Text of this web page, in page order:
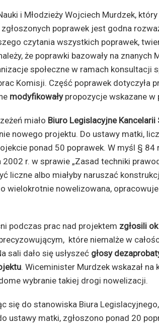
i Młodzieży Wojciech Murdzek,
zgłoszonych poprawek jest godna
czytania wszystkich poprawek,
że poprawki bazowały na znanych
społeczne w ramach konsultacji
Komisji. Część poprawek dotyczyła
modyfikowałypropozycje wskazane w
miało Biuro Legislacyjne Kancelarii
nowego projektu. Do ustawy matki,
ponad 50 poprawek. W myśl §
r. w sprawie „Zasad techniki
liczne albo miałyby naruszać
wielokrotnie nowelizowana,
podczas prac nad projektem zgłosili
które niemalże w
sali dało się usłyszeć głosy
. Wiceminister Murdzek wskazał na
wybranie takiej drogi nowelizacji.
się do stanowiska Biura
ustawy matki, zgłoszono ponad 20